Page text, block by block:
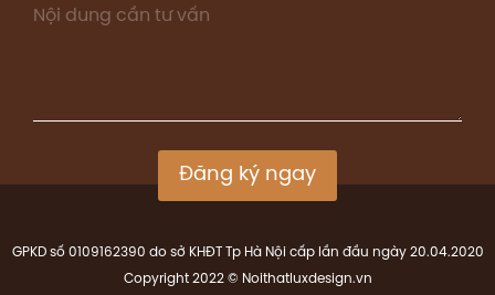
Đăng ký ngay
GPKD số 0109162390 do sở KHĐT Tp Hà Nội cấp lần đầu ngày 20.04.2020
Copyright 2022 © Noithatluxdesign.vn